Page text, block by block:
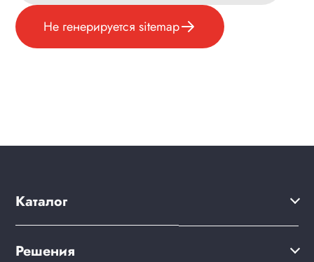
Не генерируется sitemap
Каталог
Решения